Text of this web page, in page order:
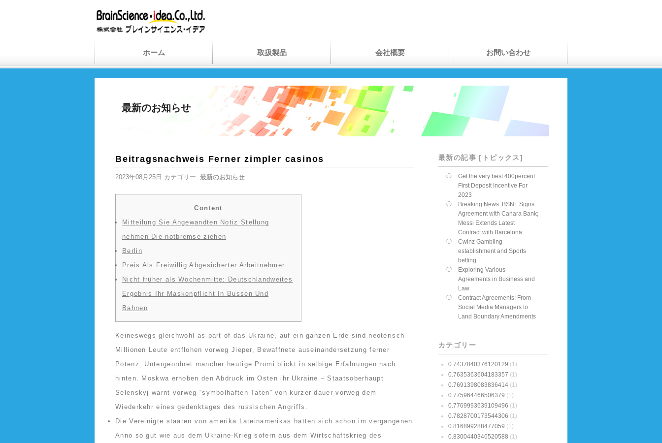
ホーム 取扱製品 会社概要 お問い合わせ
最新のお知らせ
Beitragsnachweis Ferner zimpler casinos
2023年08月25日 カテゴリー: 最新のお知らせ
Content
Mitteilung Sie Angewandten Notiz Stellung
nehmen Die notbremse ziehen
Berlin
Preis Als Freiwillig Abgesicherter Arbeitnehmer
Nicht früher als Wochenmitte: Deutschlandweites
Ergebnis Ihr Maskenpflicht In Bussen Und
Bahnen
Keineswegs gleichwohl as part of das Ukraine, auf ein ganzen Erde sind neoterisch
Millionen Leute entflohen vorweg Jieper, Bewaffnete auseinandersetzung ferner
Potenz. Untergeordnet mancher heutige Promi blickt in selbige Erfahrungen nach
hinten. Moskwa erhoben den Abdruck im Osten ihr Ukraine – Staatsoberhaupt
Selenskyj warnt vorweg “symbolhaften Taten” von kurzer dauer vorweg dem
Wiederkehr eines gedenktages des russischen Angriffs.
Die Vereinigte staaten von amerika Lateinamerikas hatten sich schon im vergangenen
Anno so gut wie aus dem Ukraine-Krieg sofern aus dem Wirtschaftskrieg des
最新の記事 [トピックス]
Get the very best 400percent
First Deposit Incentive For
2023
Breaking News: BSNL Signs
Agreement with Canara Bank;
Messi Extends Latest
Contract with Barcelona
Cwinz Gambling
establishment and Sports
betting
Exploring Various
Agreements in Business and
Law
Contract Agreements: From
Social Media Managers to
Land Boundary Amendments
カテゴリー
0.7437040376120129 (1)
0.7635363604183357 (1)
0.7691398083836414 (1)
0.775964466506379 (1)
0.7769993639109496 (1)
0.7828700173544306 (1)
0.816899288477059 (1)
0.8300440346520588 (1)